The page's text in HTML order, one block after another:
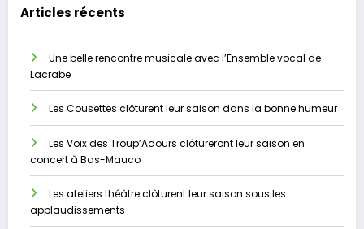
Articles récents
Une belle rencontre musicale avec l’Ensemble vocal de
Lacrabe
Les Cousettes clôturent leur saison dans la bonne humeur
Les Voix des Troup’Adours clôtureront leur saison en
concert à Bas-Mauco
Les ateliers théâtre clôturent leur saison sous les
applaudissements